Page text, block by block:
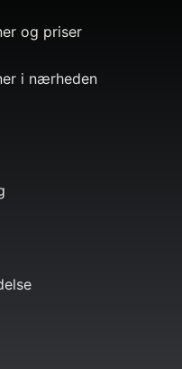
og priser
i nærheden